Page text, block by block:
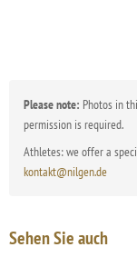
Please note: Photos in
permission is required.
Athletes: we offer a
kontakt@nilgen.de
Sehen Sie auch